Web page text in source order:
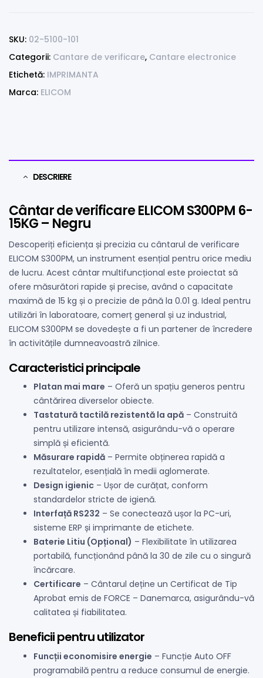
SKU: 02-5100-101
Categorii: Cantare de verificare, Cantare electronice
Etichetă: IMPRIMANTA
Marca: ELICOM
DESCRIERE
Cântar de verificare ELICOM S300PM 6-
15KG – Negru
Descoperiți eficiența și precizia cu cântarul de verificare
ELICOM S300PM, un instrument esențial pentru orice mediu
de lucru. Acest cântar multifuncțional este proiectat să
ofere măsurători rapide și precise, având o capacitate
maximă de 15 kg și o precizie de până la 0.01 g. Ideal pentru
utilizări în laboratoare, comerț general și uz industrial,
ELICOM S300PM se dovedește a fi un partener de încredere
în activitățile dumneavoastră zilnice.
Caracteristici principale
Platan mai mare – Oferă un spațiu generos pentru
cântărirea diverselor obiecte.
Tastatură tactilă rezistentă la apă – Construită
pentru utilizare intensă, asigurându-vă o operare
simplă și eficientă.
Măsurare rapidă – Permite obținerea rapidă a
rezultatelor, esențială în medii aglomerate.
Design igienic – Ușor de curățat, conform
standardelor stricte de igienă.
Interfață RS232 – Se conectează ușor la PC-uri,
sisteme ERP și imprimante de etichete.
Baterie Litiu (Opțional) – Flexibilitate în utilizarea
portabilă, funcționând până la 30 de zile cu o singură
încărcare.
Certificare – Cântarul deține un Certificat de Tip
Aprobat emis de FORCE – Danemarca, asigurându-vă
calitatea și fiabilitatea.
Beneficii pentru utilizator
Funcții economisire energie – Funcție Auto OFF
programabilă pentru a reduce consumul de energie.